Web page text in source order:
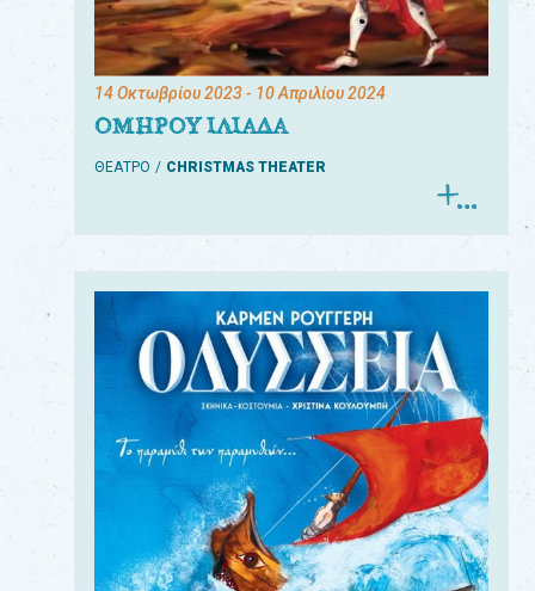
14 Οκτωβρίου 2023- 10 Απριλίου 2024
ΟΜΗΡΟΥ ΙΛΙΑΔΑ
ΘΕΑΤΡΟ CHRISTMAS THEATER